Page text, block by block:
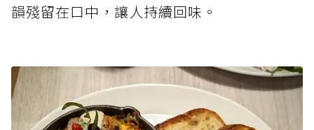
韻殘留在口中，讓人持續回味。